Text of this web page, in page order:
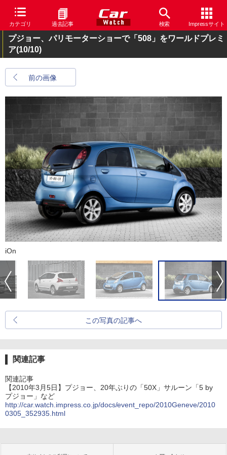
カテゴリ 過去記事 検索 Impressサイト
プジョー、パリモーターショーで「508」をワールドプレミ
ア(10/10)
前の画像
iOn
この写真の記事へ
関連記事
関連記事
【2010年3月5日】プジョー、20年ぶりの「50X」サルーン「5 by
プジョー」など
http://car.watch.impress.co.jp/docs/event_repo/2010Geneve/2010
0305_352935.html